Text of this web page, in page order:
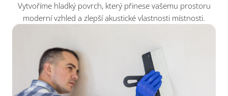
Vytvoříme hladký povrch, který přinese vašemu prostoru
moderní vzhled a zlepší akustické vlastnosti místnosti.